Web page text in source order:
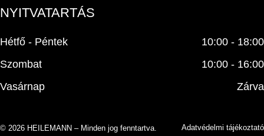
NYITVATARTÁS
Hétfő - Péntek
10:00 - 18:00
Szombat
10:00 - 16:00
Vasárnap
Zárva
© 2026 HEILEMANN – Minden jog fenntartva. Adatvédelmi tájékoztató